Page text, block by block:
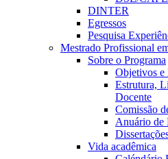
DINTER
Egressos
Pesquisa
Mestrado Profissional
Sobre o Programa
Objetivos
Estrutura,
Docente
Comissão
Anuário de
Vida acadêmica